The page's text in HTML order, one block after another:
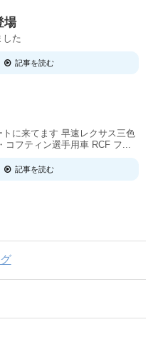
場
した
記事を読む
に来てます 早速レクサス三色
コフティン選手用車 RCF フ...
記事を読む